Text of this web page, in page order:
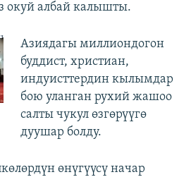
окуй албай калышты.
Азиядагы миллиондогон
буддист, христиан,
индуисттердин кылымдар
бою уланган рухий жашоо
салты чукул өзгөрүүгө
дуушар болду.
өнүгүүсү начар